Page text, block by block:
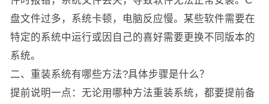
盘文件过多，系统卡顿，电脑反应慢。某些软件需要在
特定的系统中运行或因自己的喜好需要更换不同版本的
系统。
二、重装系统有哪些方法?具体步骤是什么？
提前说明一点：无论用哪种方法重装系统，都要提前备